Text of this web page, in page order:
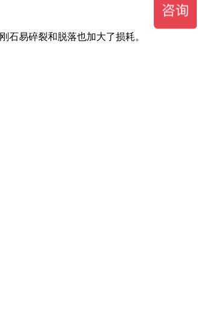
易碎裂和脱落也加大了损耗。